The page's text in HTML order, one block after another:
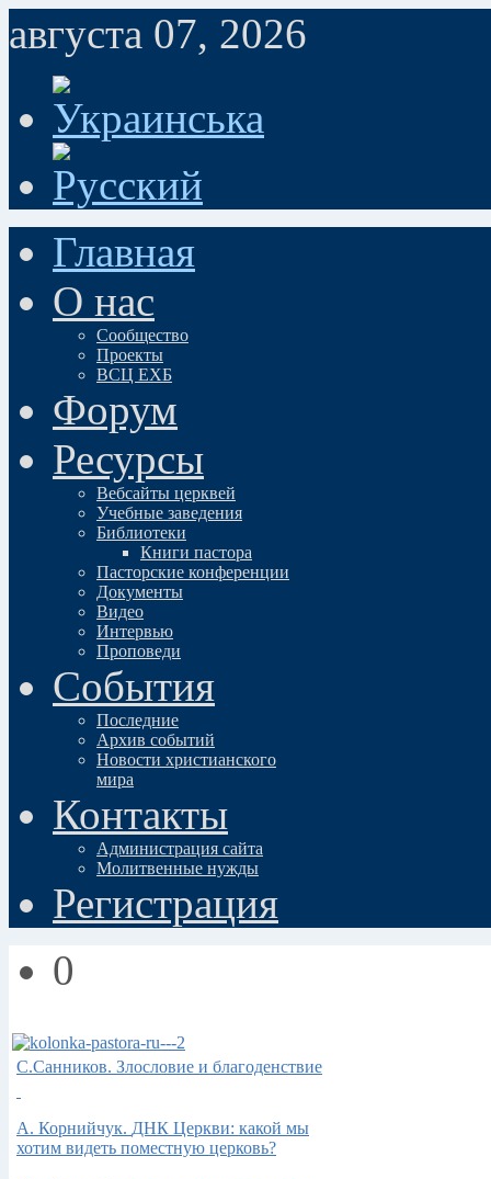
августа 07, 2026
Главная
О нас
Сообщество
Проекты
ВСЦ ЕХБ
Форум
Ресурсы
Вебсайты церквей
Учебные заведения
Библиотеки
Книги пастора
Пасторские конференции
Документы
Видео
Интервью
Проповеди
События
Последние
Архив событий
Новости христианского
мира
Контакты
Администрация сайта
Молитвенные нужды
Регистрация
0
С.Санников. Злословие и благоденствие
А. Корнийчук. ДНК Церкви: какой мы
хотим видеть поместную церковь?